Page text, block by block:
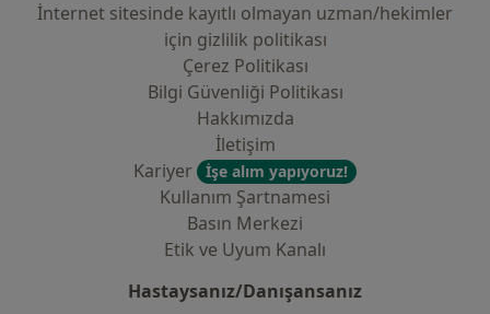
İnternet sitesinde kayıtlı olmayan uzman/hekimler
i̇çin gizlilik politikası
Çerez Politikası
Bilgi Güvenliği Politikası
Hakkımızda
İletişim
Kariyer
İşe alım yapıyoruz!
Kullanım Şartnamesi
Basın Merkezi
Etik ve Uyum Kanalı
Hastaysanız/Danışansanız